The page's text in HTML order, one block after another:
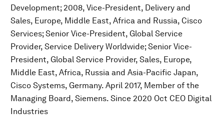
Development; 2008, Vice-President, Delivery and
Sales, Europe, Middle East, Africa and Russia, Cisco
Services; Senior Vice-President, Global Service
Provider, Service Delivery Worldwide; Senior Vice-
President, Global Service Provider, Sales, Europe,
Middle East, Africa, Russia and Asia-Pacific Japan,
Cisco Systems, Germany. April 2017, Member of the
Managing Board, Siemens. Since 2020 Oct CEO Digital
Industries